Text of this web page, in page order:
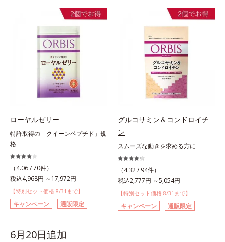
ローヤルゼリー
特許取得の「クイーンペプチド」規
格
（4.06 /70件）
税込4,968円 ～17,972円
【特別セット価格 8/31まで】
キャンペーン 通販限定
グルコサミン＆コンドロイチ
ン
スムーズな動きを求める方に
（4.32 / 94件）
税込2,777円 ～5,054円
【特別セット価格 8/31まで】
キャンペーン 通販限定
6月20日追加